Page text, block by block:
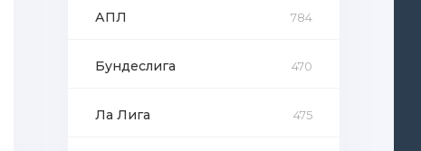
АПЛ 784
Бундеслига 470
Ла Лига 475